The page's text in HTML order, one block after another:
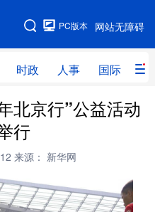
网站无障碍
PC版本
时政 人事 国际 财
图
时政 人事
网评
全球连线
量子 体育
北京行”公益活动
行
来源： 新华网